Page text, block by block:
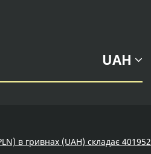
UAH
в гривнах (UAH) складає 401952